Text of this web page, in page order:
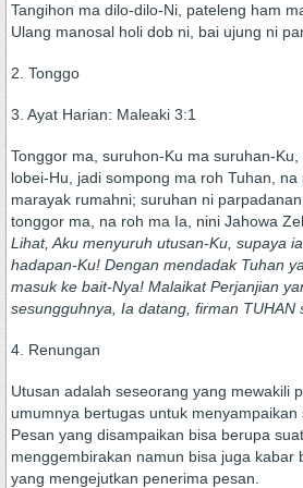
Tangihon ma dilo-dilo-Ni, pateleng ham
Ulang manosal holi dob ni, bai ujung ni
2. Tonggo
3. Ayat Harian: Maleaki 3:1
Tonggor ma, suruhon-Ku ma suruhan-
lobei-Hu, jadi sompong ma roh Tuhan, na
marayak rumahni; suruhan ni
tonggor ma, na roh ma Ia, nini Jahowa
Lihat, Aku menyuruh utusan-Ku, supaya
hadapan-Ku! Dengan mendadak Tuhan
masuk ke bait-Nya! Malaikat Perjanjian
sesungguhnya, Ia datang, firman TUHAN
4. Renungan
Utusan adalah seseorang yang mewakili
umumnya bertugas untuk menyampaikan
Pesan yang disampaikan bisa berupa
menggembirakan namun bisa juga kabar
yang mengejutkan penerima pesan.